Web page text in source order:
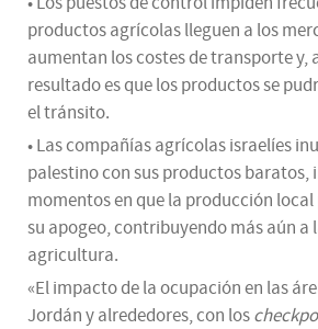
productos agrícolas lleguen a los
aumentan los costes de transporte y,
resultado es que los productos se
el tránsito.
• Las compañías agrícolas israelíes
palestino con sus productos baratos,
momentos en que la producción
su apogeo, contribuyendo más aún a
agricultura.
«El impacto de la ocupación en las
Jordán y alrededores, con los